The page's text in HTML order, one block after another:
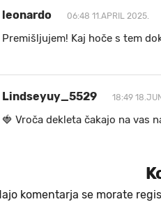
leonardo 06:48 11.APRIL 2025.
Premišljujem! Kaj hoče s tem
Lindseyuy_5529 18:49
🍓 V r o č a d e k l e t a ča k a jo na va
komentarja se morate